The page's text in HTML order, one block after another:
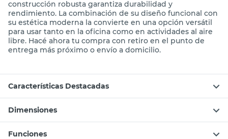
construcción robusta garantiza durabilidad y
rendimiento. La combinación de su diseño funcional con
su estética moderna la convierte en una opción versátil
para usar tanto en la oficina como en actividades al aire
libre. Hacé ahora tu compra con retiro en el punto de
entrega más próximo o envío a domicilio.
Características Destacadas
Dimensiones
Funciones